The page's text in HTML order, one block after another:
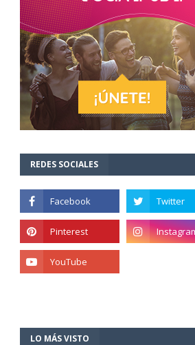
REDES SOCIALES
LO MÁS VISTO